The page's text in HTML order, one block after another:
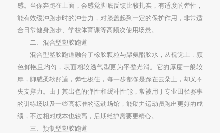
感。当你奔跑在上面，会感觉脚底反馈比较扎实，有适度的弹性，
能有效缓冲跑步时的冲击力，对膝盖起到一定的保护作用，非常适
合日常健身跑步、学校体育课等高频次使用场景。
二、混合型塑胶跑道
混合型塑胶跑道融合了橡胶颗粒与聚氨酯胶水，从视觉上，颜
色鲜艳且均匀，表面相较透气型更为平整光滑。它的厚度一般较
厚，脚感柔软舒适，弹性极佳，每一步都像是踩在云朵上，却又不
失支撑力。由于其出色的弹性和缓冲性能，常被用于专业田径赛事
的训练场以及一些高标准的运动场馆，能助力运动员跑出更好的成
绩，不过相对成本也较高，后期维护需要更精心。
三、预制型塑胶跑道